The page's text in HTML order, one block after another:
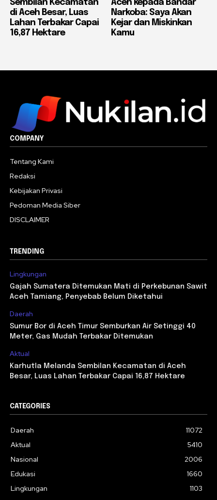
Sembilan Kecamatan
di Aceh Besar, Luas
Lahan Terbakar Capai
16,87 Hektare
Aceh kepada Bandar
Narkoba: Saya Akan
Kejar dan Miskinkan
Kamu
COMPANY
Tentang Kami
Redaksi
Kebijakan Privasi
Pedoman Media Siber
DISCLAIMER
TRENDING
Lingkungan
Gajah Sumatera Ditemukan Mati di Perkebunan Sawit
Aceh Tamiang, Penyebab Belum Diketahui
Daerah
Sumur Bor di Aceh Timur Semburkan Air Setinggi 40
Meter, Gas Mudah Terbakar Ditemukan
Aktual
Karhutla Melanda Sembilan Kecamatan di Aceh
Besar, Luas Lahan Terbakar Capai 16,87 Hektare
CATEGORIES
Daerah
11072
Aktual
5410
Nasional
2006
Edukasi
1660
Lingkungan
1103